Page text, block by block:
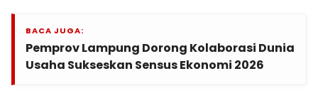
BACA JUGA:
Pemprov Lampung Dorong Kolaborasi Dunia
Usaha Sukseskan Sensus Ekonomi 2026